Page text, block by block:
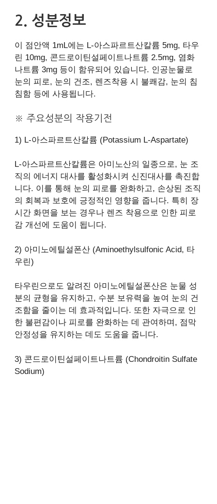
2. 성분정보
이 점안액 1mL에는 L-아스파르트산칼륨 5mg, 타우
린 10mg, 콘드로이틴설페이트나트륨 2.5mg, 염화
나트륨 3mg 등이 함유되어 있습니다. 인공눈물로
눈의 피로, 눈의 건조, 렌즈착용 시 불쾌감, 눈의 침
침함 등에 사용됩니다.
※ 주요성분의 작용기전
1) L-아스파르트산칼륨 (Potassium L-Aspartate)
L-아스파르트산칼륨은 아미노산의 일종으로, 눈 조
직의 에너지 대사를 활성화시켜 신진대사를 촉진합
니다. 이를 통해 눈의 피로를 완화하고, 손상된 조직
의 회복과 보호에 긍정적인 영향을 줍니다. 특히 장
시간 화면을 보는 경우나 렌즈 착용으로 인한 피로
감 개선에 도움이 됩니다.
2) 아미노에틸설폰산 (Aminoethylsulfonic Acid, 타
우린)
타우린으로도 알려진 아미노에틸설폰산은 눈물 성
분의 균형을 유지하고, 수분 보유력을 높여 눈의 건
조함을 줄이는 데 효과적입니다. 또한 자극으로 인
한 불편감이나 피로를 완화하는 데 관여하며, 점막
안정성을 유지하는 데도 도움을 줍니다.
3) 콘드로이틴설페이트나트륨 (Chondroitin Sulfate
Sodium)